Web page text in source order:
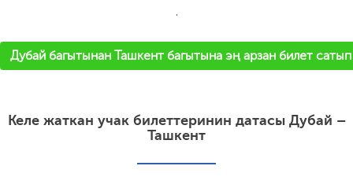
'
Дубай багытынан Ташкент багытына эң арзан билет
Келе жаткан учак билеттеринин датасы Дубай –
Ташкент